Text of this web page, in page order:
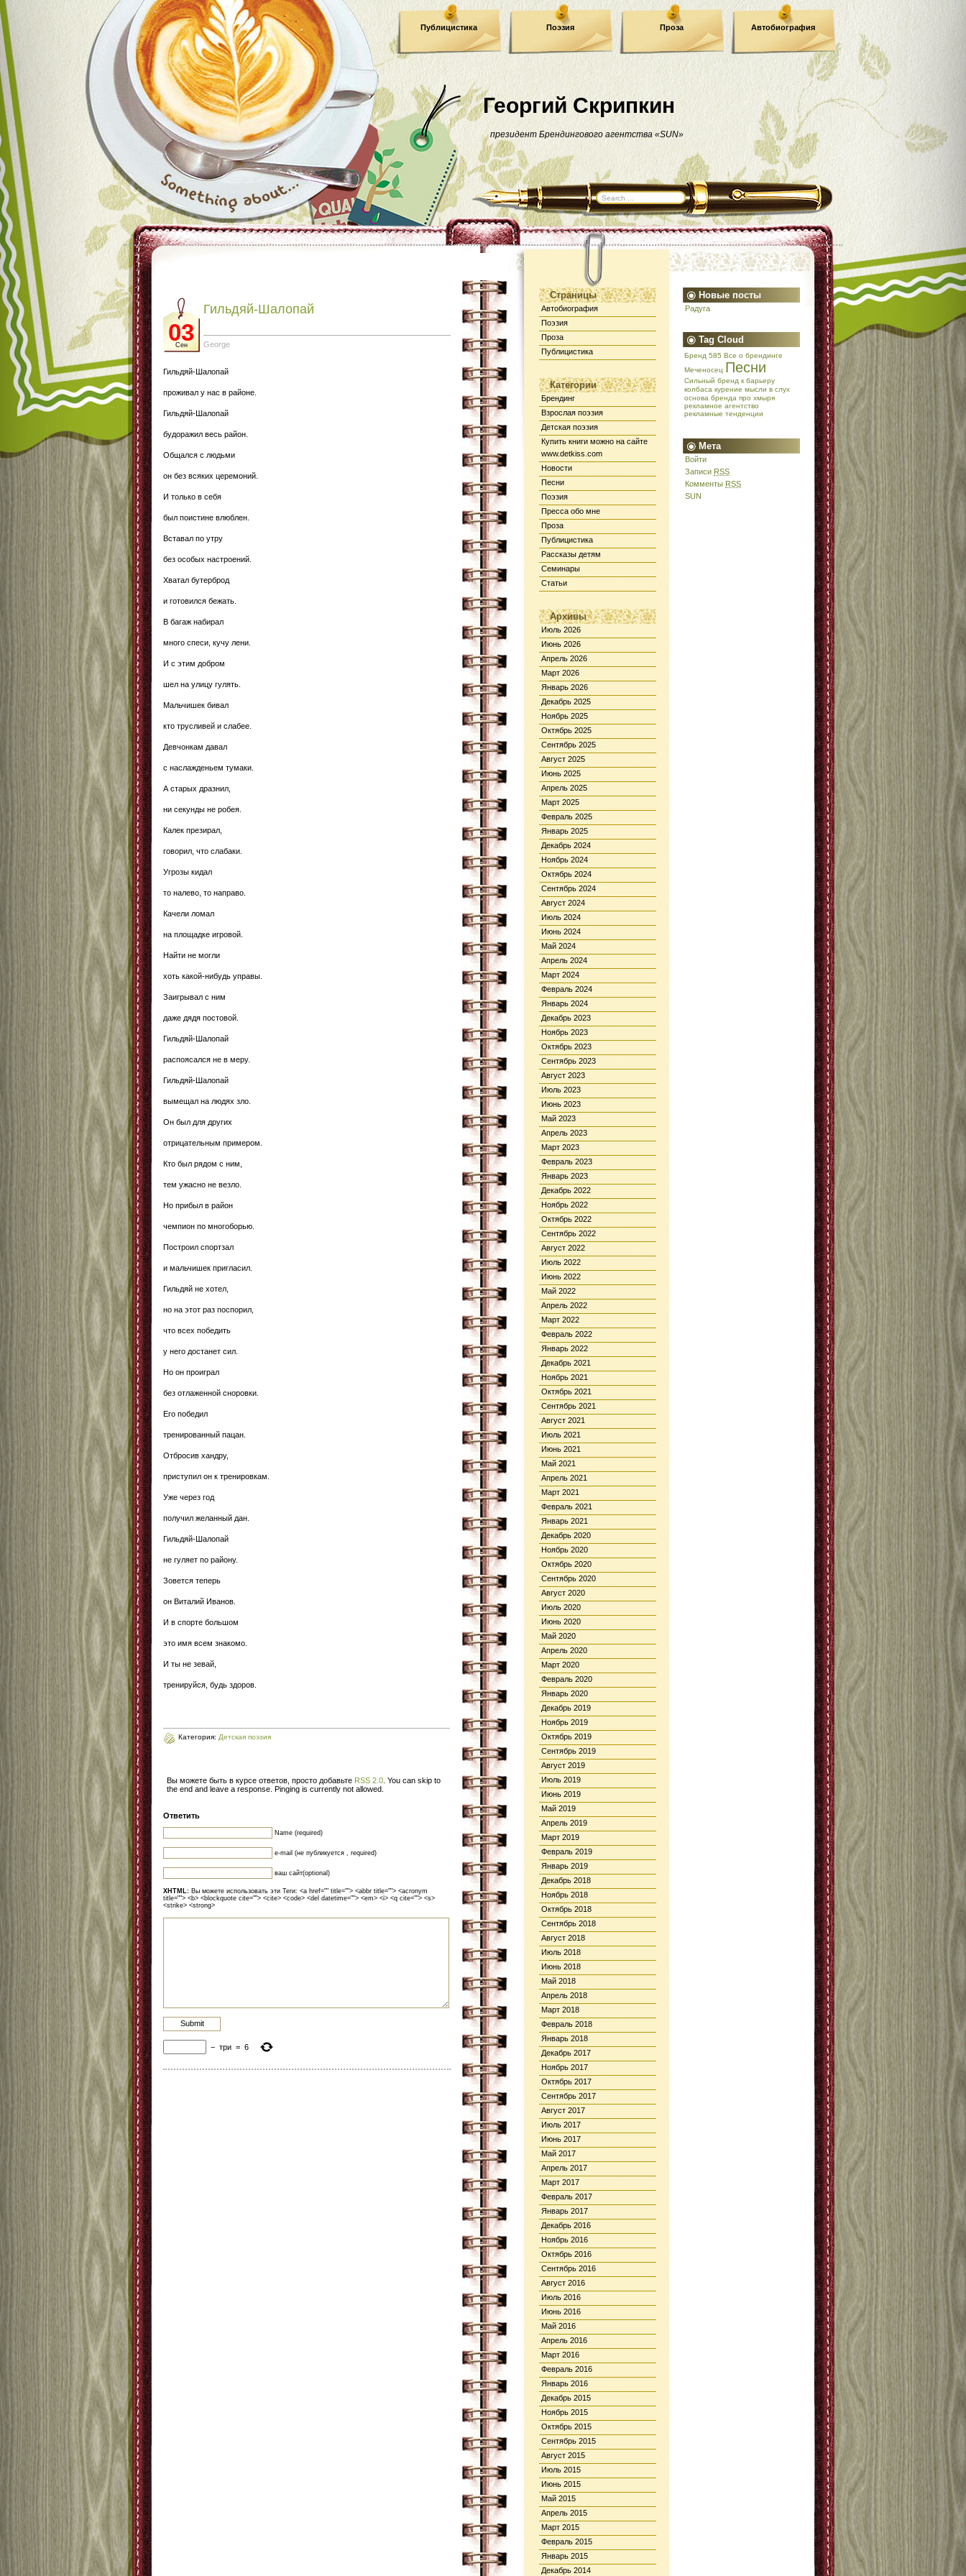
Георгий Скрипкин
президент Брендингового агентства «SUN»
Публицистика Поэзия Проза Автобиография
Страницы
Автобиография
Поэзия
Проза
Публицистика
Категории
Брендинг
Взрослая поэзия
Детская поэзия
Купить книги можно на сайте
www.detkiss.com
Новости
Песни
Поэзия
Пресса обо мне
Проза
Публицистика
Рассказы детям
Семинары
Статьи
Архивы
Июль 2026
Июнь 2026
Апрель 2026
Март 2026
Январь 2026
Декабрь 2025
Ноябрь 2025
Октябрь 2025
Сентябрь 2025
Август 2025
Июнь 2025
Апрель 2025
Март 2025
Февраль 2025
Январь 2025
Декабрь 2024
Ноябрь 2024
Октябрь 2024
Сентябрь 2024
Август 2024
Июль 2024
Июнь 2024
Май 2024
Апрель 2024
Март 2024
Февраль 2024
Январь 2024
Декабрь 2023
Ноябрь 2023
Октябрь 2023
Сентябрь 2023
Август 2023
Июль 2023
Июнь 2023
Май 2023
Апрель 2023
Март 2023
Февраль 2023
Январь 2023
Декабрь 2022
Ноябрь 2022
Октябрь 2022
Сентябрь 2022
Август 2022
Июль 2022
Июнь 2022
Май 2022
Апрель 2022
Март 2022
Февраль 2022
Январь 2022
Декабрь 2021
Ноябрь 2021
Октябрь 2021
Сентябрь 2021
Август 2021
Июль 2021
Июнь 2021
Май 2021
Апрель 2021
Март 2021
Февраль 2021
Январь 2021
Декабрь 2020
Ноябрь 2020
Октябрь 2020
Сентябрь 2020
Август 2020
Июль 2020
Июнь 2020
Май 2020
Апрель 2020
Март 2020
Февраль 2020
Январь 2020
Декабрь 2019
Ноябрь 2019
Октябрь 2019
Сентябрь 2019
Август 2019
Июль 2019
Июнь 2019
Май 2019
Апрель 2019
Март 2019
Февраль 2019
Январь 2019
Декабрь 2018
Ноябрь 2018
Октябрь 2018
Сентябрь 2018
Август 2018
Июль 2018
Июнь 2018
Май 2018
Апрель 2018
Март 2018
Февраль 2018
Январь 2018
Декабрь 2017
Ноябрь 2017
Октябрь 2017
Сентябрь 2017
Август 2017
Июль 2017
Июнь 2017
Май 2017
Апрель 2017
Март 2017
Февраль 2017
Январь 2017
Декабрь 2016
Ноябрь 2016
Октябрь 2016
Сентябрь 2016
Август 2016
Июль 2016
Июнь 2016
Май 2016
Апрель 2016
Март 2016
Февраль 2016
Январь 2016
Декабрь 2015
Ноябрь 2015
Октябрь 2015
Сентябрь 2015
Август 2015
Июль 2015
Июнь 2015
Май 2015
Апрель 2015
Март 2015
Февраль 2015
Январь 2015
Декабрь 2014
Новые посты
Радуга
Tag Cloud
Бренд 585 Все о брендинге
Меченосец Песни
Сильный бренд к барьеру
колбаса курение мысли в слух
основа бренда про хмыря
рекламное агентство
рекламные тенденции
Мета
Войти
Записи RSS
Комменты RSS
SUN
03
Сен
Гильдяй-Шалопай
George
Гильдяй-Шалопай
проживал у нас в районе.
Гильдяй-Шалопай
будоражил весь район.
Общался с людьми
он без всяких церемоний.
И только в себя
был поистине влюблен.
Вставал по утру
без особых настроений.
Хватал бутерброд
и готовился бежать.
В багаж набирал
много спеси, кучу лени.
И с этим добром
шел на улицу гулять.
Мальчишек бивал
кто трусливей и слабее.
Девчонкам давал
с наслажденьем тумаки.
А старых дразнил,
ни секунды не робея.
Калек презирал,
говорил, что слабаки.
Угрозы кидал
то налево, то направо.
Качели ломал
на площадке игровой.
Найти не могли
хоть какой-нибудь управы.
Заигрывал с ним
даже дядя постовой.
Гильдяй-Шалопай
распоясался не в меру.
Гильдяй-Шалопай
вымещал на людях зло.
Он был для других
отрицательным примером.
Кто был рядом с ним,
тем ужасно не везло.
Но прибыл в район
чемпион по многоборью.
Построил спортзал
и мальчишек пригласил.
Гильдяй не хотел,
но на этот раз поспорил,
что всех победить
у него достанет сил.
Но он проиграл
без отлаженной сноровки.
Его победил
тренированный пацан.
Отбросив хандру,
приступил он к тренировкам.
Уже через год
получил желанный дан.
Гильдяй-Шалопай
не гуляет по району.
Зовется теперь
он Виталий Иванов.
И в спорте большом
это имя всем знакомо.
И ты не зевай,
тренируйся, будь здоров.
Категория: Детская поэзия
Вы можете быть в курсе ответов, просто добавьте RSS 2.0 . You can skip to
the end and leave a response. Pinging is currently not allowed.
Ответить
Name (required)
e-mail (не публикуется , required)
ваш сайт(optional)
XHTML: Вы можете использовать эти Теги: <a href="" title=""> <abbr title=""> <acronym
title=""> <b> <blockquote cite=""> <cite> <code> <del datetime=""> <em> <i> <q cite=""> <s>
<strike> <strong>
− три = 6